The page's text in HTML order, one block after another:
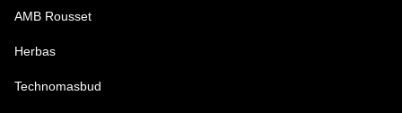
AMB Rousset
Herbas
Technomasbud